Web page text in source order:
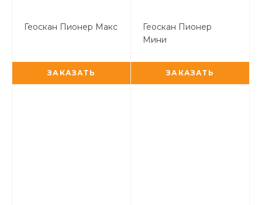
Геоскан Пионер Макс
ЗАКАЗАТЬ
Геоскан Пионер
Мини
ЗАКАЗАТЬ